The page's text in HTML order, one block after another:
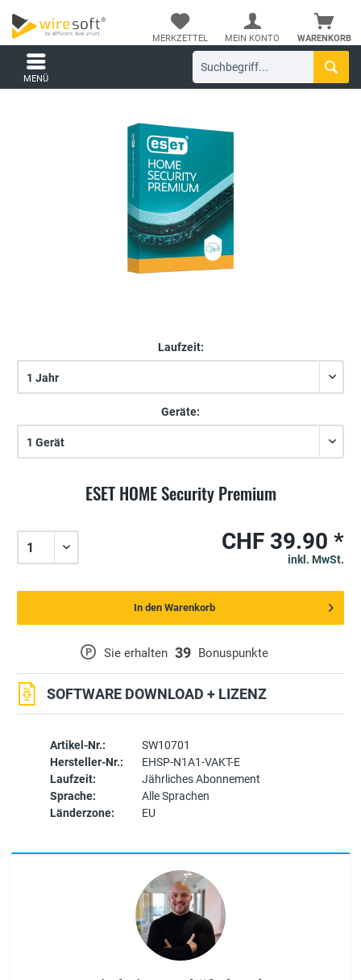
WARENKORB
MERKZETTEL MEIN KONTO
MENÜ
ESET HOME Security Premium
Laufzeit:
Geräte:
Artikel-Nr.:
SW10701
Hersteller-Nr.:
EHSP-N1A1-VAKT-E
Laufzeit:
Jährliches Abonnement
Sprache:
Alle Sprachen
Länderzone:
EU
P Sie erhalten 39 Bonuspunkte
SOFTWARE DOWNLOAD + LIZENZ
CHF 39.90 *
inkl. MwSt.
In den Warenkorb